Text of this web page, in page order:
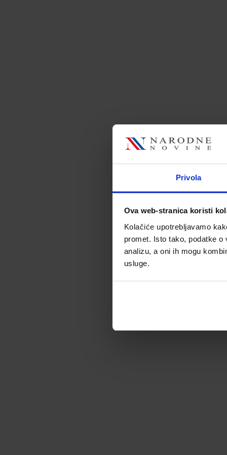
Privola
Ova web-stranica koristi
Kolačiće upotrebljavamo
promet. Isto tako, podatke
analizu, a oni ih mogu
usluge.